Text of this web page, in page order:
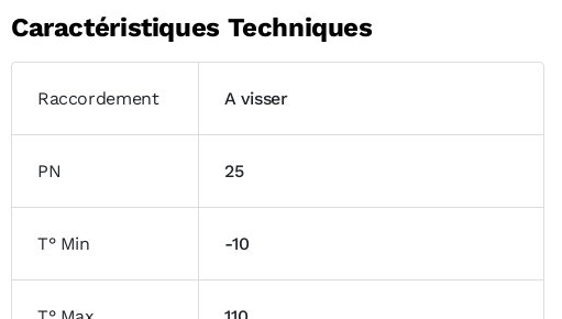
Caractéristiques Techniques
Raccordement A visser
PN 25
T° Min -10